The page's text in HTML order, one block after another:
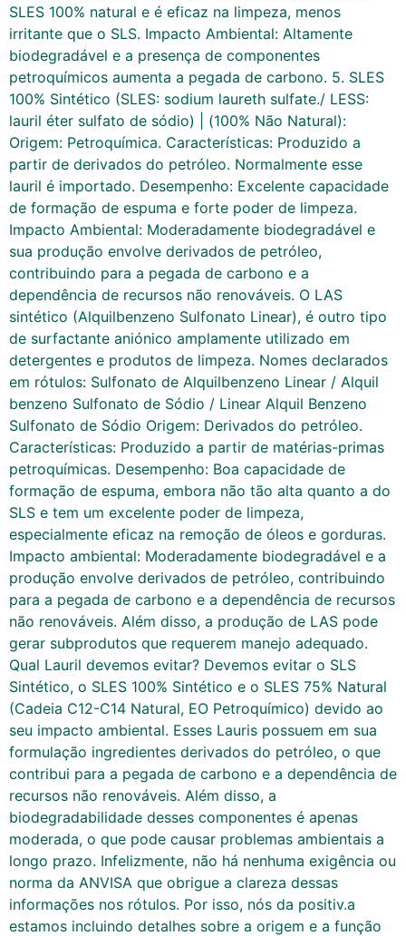
SLES 100% natural e é eficaz na limpeza, menos
irritante que o SLS. Impacto Ambiental: Altamente
biodegradável e a presença de componentes
petroquímicos aumenta a pegada de carbono. 5. SLES
100% Sintético (SLES: sodium laureth sulfate./ LESS:
lauril éter sulfato de sódio) | (100% Não Natural):
Origem: Petroquímica. Características: Produzido a
partir de derivados do petróleo. Normalmente esse
lauril é importado. Desempenho: Excelente capacidade
de formação de espuma e forte poder de limpeza.
Impacto Ambiental: Moderadamente biodegradável e
sua produção envolve derivados de petróleo,
contribuindo para a pegada de carbono e a
dependência de recursos não renováveis. O LAS
sintético (Alquilbenzeno Sulfonato Linear), é outro tipo
de surfactante aniónico amplamente utilizado em
detergentes e produtos de limpeza. Nomes declarados
em rótulos: Sulfonato de Alquilbenzeno Linear / Alquil
benzeno Sulfonato de Sódio / Linear Alquil Benzeno
Sulfonato de Sódio Origem: Derivados do petróleo.
Características: Produzido a partir de matérias-primas
petroquímicas. Desempenho: Boa capacidade de
formação de espuma, embora não tão alta quanto a do
SLS e tem um excelente poder de limpeza,
especialmente eficaz na remoção de óleos e gorduras.
Impacto ambiental: Moderadamente biodegradável e a
produção envolve derivados de petróleo, contribuindo
para a pegada de carbono e a dependência de recursos
não renováveis. Além disso, a produção de LAS pode
gerar subprodutos que requerem manejo adequado.
Qual Lauril devemos evitar? Devemos evitar o SLS
Sintético, o SLES 100% Sintético e o SLES 75% Natural
(Cadeia C12-C14 Natural, EO Petroquímico) devido ao
seu impacto ambiental. Esses Lauris possuem em sua
formulação ingredientes derivados do petróleo, o que
contribui para a pegada de carbono e a dependência de
recursos não renováveis. Além disso, a
biodegradabilidade desses componentes é apenas
moderada, o que pode causar problemas ambientais a
longo prazo. Infelizmente, não há nenhuma exigência ou
norma da ANVISA que obrigue a clareza dessas
informações nos rótulos. Por isso, nós da positiv.a
estamos incluindo detalhes sobre a origem e a função